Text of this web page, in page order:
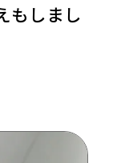
もしまし